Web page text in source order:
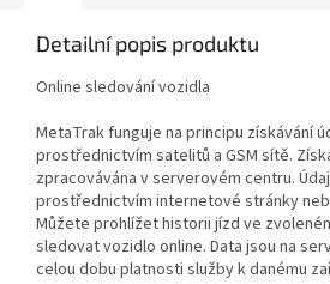
Detailní popis produktu
Online sledování vozidla
MetaTrak funguje na principu získávání
prostřednictvím satelitů a GSM sítě.
zpracovávána v serverovém centru.
prostřednictvím internetové stránky
Můžete prohlížet historii jízd ve
sledovat vozidlo online. Data jsou na
celou dobu platnosti služby k danému